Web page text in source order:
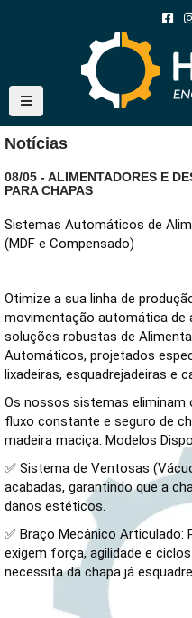
Notícias
08/05 - ALIMENTADORES E
PARA CHAPAS
Sistemas Automáticos de
(MDF e Compensado)
Otimize a sua linha de
movimentação automática de
soluções robustas de
Automáticos, projetados
lixadeiras, esquadrejadeiras e
Os nossos sistemas eliminam
fluxo constante e seguro de
madeira maciça. Modelos
✅ Sistema de Ventosas
acabadas, garantindo que a
danos estéticos.
✅ Braço Mecânico Articulado:
exigem força, agilidade e
necessita da chapa já